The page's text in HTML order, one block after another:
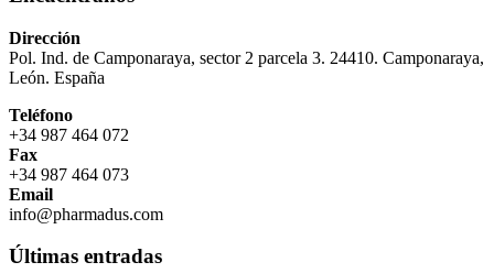
Dirección
Pol. Ind. de Camponaraya, sector 2 parcela 3. 24410. Camponaraya,
León. España
Teléfono
+34 987 464 072
Fax
+34 987 464 073
Email
info@pharmadus.com
Últimas entradas